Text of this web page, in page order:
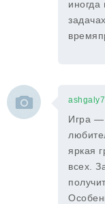
иногда
Игра —
яркая
всех.